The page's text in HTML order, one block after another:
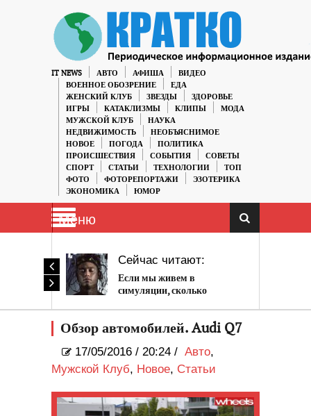
IT NEWS АВТО АФИША
ВИДЕО
ВОЕННОЕ ОБОЗРЕНИЕ
ЕДА
ЖЕНСКИЙ КЛУБ
ЗВЕЗДЫ
ЗДОРОВЬЕ
ИГРЫ
КАТАКЛИЗМЫ КЛИПЫ
МОДА
МУЖСКОЙ КЛУБ
НАУКА
НЕДВИЖИМОСТЬ
НЕОБЪЯСНИМОЕ
НОВОЕ
ПОГОДА
ПОЛИТИКА
ПРОИСШЕСТВИЯ
СОБЫТИЯ
СОВЕТЫ
СПОРТ
СТАТЬИ ТЕХНОЛОГИИ
ТОП
ФОТО
ФОТОРЕПОРТАЖИ
ЭЗОТЕРИКА
ЭКОНОМИКА
ЮМОР
Меню
Сейчас читают:
Если мы живем в
симуляции, сколько
Обзор автомобилей. Audi Q7
17/05/2016 / 20:24 / Авто,
Мужской Клуб, Новое, Статьи